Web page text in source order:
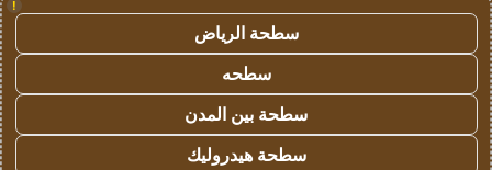
!
سطحة الرياض
سطحه
سطحة بين المدن
سطحة هيدروليك